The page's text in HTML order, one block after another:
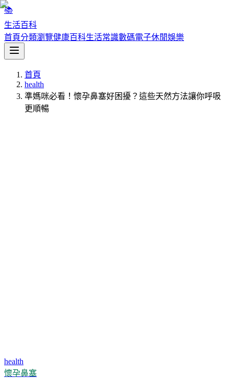
📚
生活百科
首頁分類瀏覽健康百科生活常識數碼電子休閒娛樂
首頁
health
準媽咪必看！懷孕鼻塞好困擾？這些天然方法讓你呼吸
更順暢
health
懷孕鼻塞